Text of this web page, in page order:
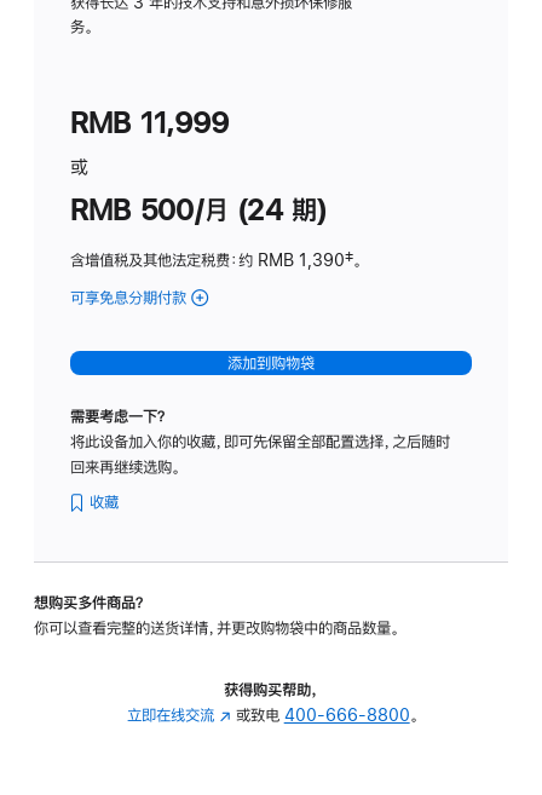
务。
RMB 11,999
或
RMB 500/月 (24 期)
含增值税及其他法定税费：约 RMB 1,390脚
‡。
可享免息分期付款 (Studio
-
标
璃
转
的
添加到购物袋
需要考虑一下？
将此设备加入你的收藏，即可先保留全部配置选择，之后随时
回来再继续选购。
收藏
想购买多件商品？
你可以查看完整的送货详情，并更改购物袋中的商品数量。
获得购买帮助，
立即在线交流 (在 或致电 400-666-8800。